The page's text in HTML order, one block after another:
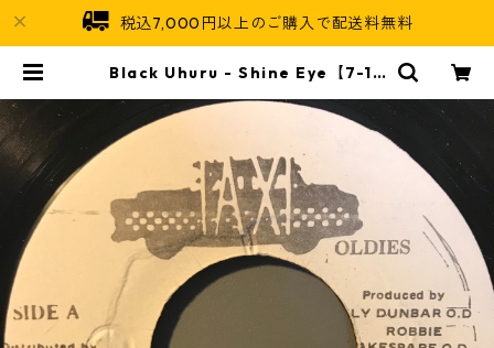
税込7,000円以上のご購入で配送料無料
Black Uhuru - Shine Eye【7-10